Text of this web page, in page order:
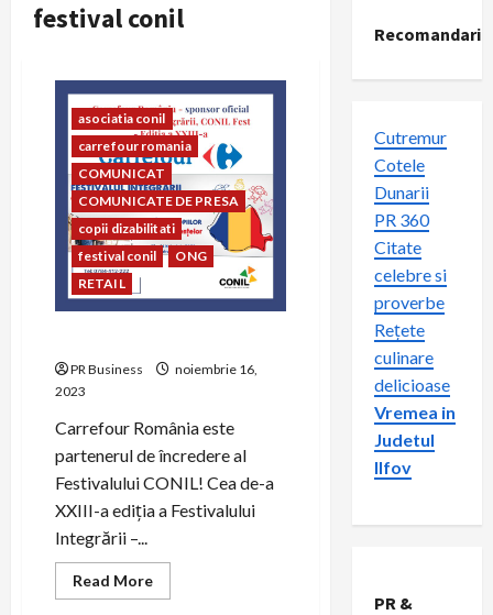
festival conil
asociatia conil
carrefour romania
COMUNICAT
COMUNICATE DE PRESA
copii dizabilitati
festival conil
ONG
RETAIL
PR Business
noiembrie 16,
2023
Carrefour România este
partenerul de încredere al
Festivalului CONIL! Cea de-a
XXIII-a ediția a Festivalului
Integrării –...
Read MoreRead
more
Recomandari
Cutremur
Cotele
Dunarii
PR 360
Citate
celebre si
proverbe
Rețete
culinare
delicioase
Vremea in
Judetul
Ilfov
PR &